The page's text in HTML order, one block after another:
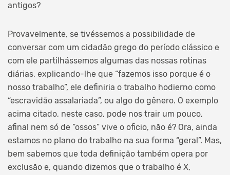
antigos?
Provavelmente, se tivéssemos a possibilidade de
conversar com um cidadão grego do período clássico e
com ele partilhássemos algumas das nossas rotinas
diárias, explicando-lhe que “fazemos isso porque é o
nosso trabalho”, ele definiria o trabalho hodierno como
“escravidão assalariada”, ou algo do gênero. O exemplo
acima citado, neste caso, pode nos trair um pouco,
afinal nem só de “ossos” vive o oficio, não é? Ora, ainda
estamos no plano do trabalho na sua forma “geral”. Mas,
bem sabemos que toda definição também opera por
exclusão e, quando dizemos que o trabalho é X,